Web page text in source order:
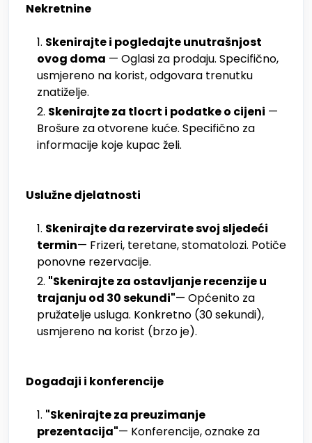
Nekretnine
Skenirajte i pogledajte unutrašnjost
ovog doma — Oglasi za prodaju. Specifično,
usmjereno na korist, odgovara trenutku
znatiželje.
Skenirajte za tlocrt i podatke o cijeni —
Brošure za otvorene kuće. Specifično za
informacije koje kupac želi.
Uslužne djelatnosti
Skenirajte da rezervirate svoj sljedeći
termin— Frizeri, teretane, stomatolozi. Potiče
ponovne rezervacije.
"Skenirajte za ostavljanje recenzije u
trajanju od 30 sekundi"— Općenito za
pružatelje usluga. Konkretno (30 sekundi),
usmjereno na korist (brzo je).
Događaji i konferencije
"Skenirajte za preuzimanje
prezentacija"— Konferencije, oznake za